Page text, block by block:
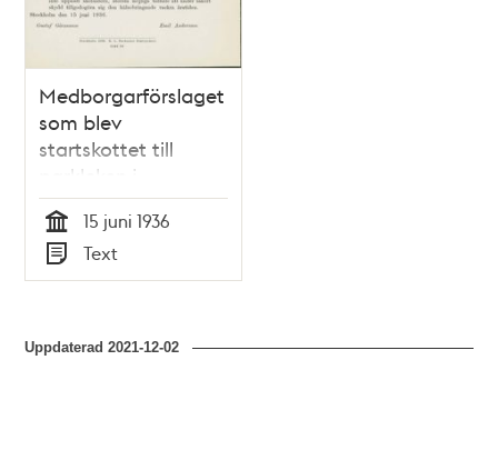
Medborgarförslaget
som blev
startskottet till
parkleken i
stockholm
Tid
15 juni 1936
Typ
Text
Uppdaterad2021-12-02